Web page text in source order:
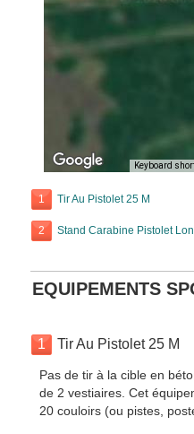
Keyboard
1 Tir Au Pistolet 25 M
2 Stand Carabine Pistolet
EQUIPEMENTS
1 Tir Au Pistolet 25 M
Pas de tir à la cible en
de 2 vestiaires. Cet
20 couloirs (ou pistes,